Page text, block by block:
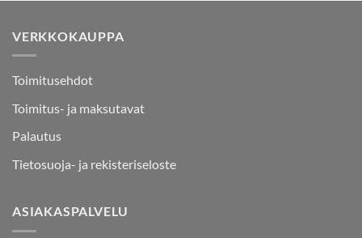
VERKKOKAUPPA
Toimitusehdot
Toimitus- ja maksutavat
Palautus
Tietosuoja- ja rekisteriseloste
ASIAKASPALVELU